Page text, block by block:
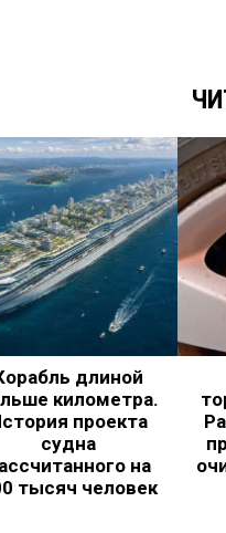
длиной
километра.
проекта
судна
на
тысяч человек